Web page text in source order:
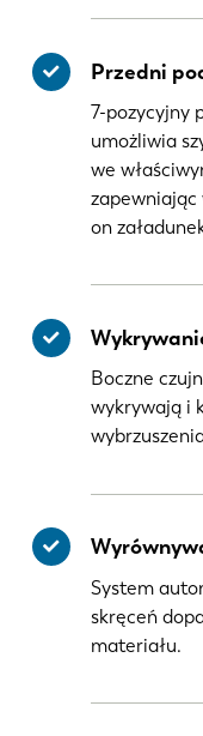
Przedni
7-pozycyjny
umożliwia
we
zapewniając
on
Boczne
wykrywają i
System
skręceń
materiału.